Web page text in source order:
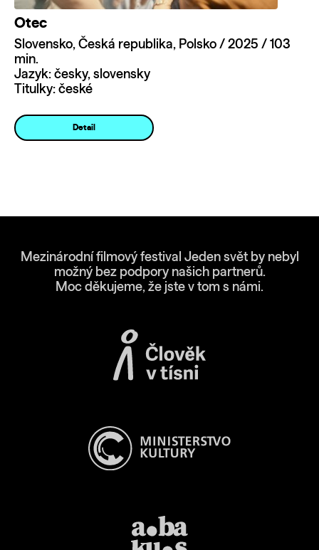
Otec
Slovensko, Česká republika, Polsko / 2025 / 103
min.
Jazyk: česky, slovensky
Titulky: české
Detail
Mezinárodní filmový festival Jeden svět by nebyl
možný bez podpory našich partnerů.
Moc děkujeme, že jste v tom s námi.